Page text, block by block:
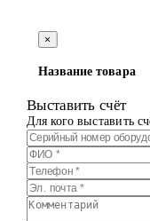
×
Название товара
Выставить счёт
Для кого выставить